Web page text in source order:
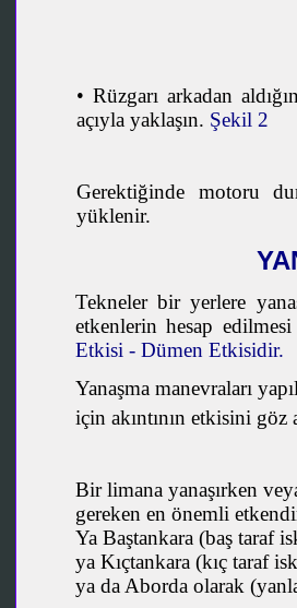
• Rüzgarı arkadan
açıyla yaklaşın. Şekil 2
Gerektiğinde motoru
yüklenir.
Tekneler bir yerlere
etkenlerin hesap
Etkisi - Dümen Etkisidir.
Yanaşma manevraları
için akıntının etkisini göz
Bir limana yanaşırken
gereken en önemli
Ya Baştankara (baş taraf
ya Kıçtankara (kıç taraf
ya da Aborda olarak